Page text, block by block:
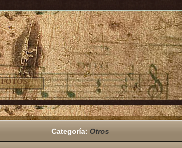
FOTOS
Categoría: Otros